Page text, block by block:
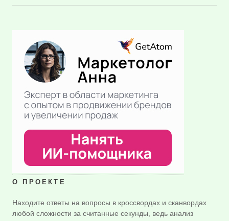
О ПРОЕКТЕ
Находите ответы на вопросы в кроссвордах и сканвордах
любой сложности за считанные секунды, ведь анализ